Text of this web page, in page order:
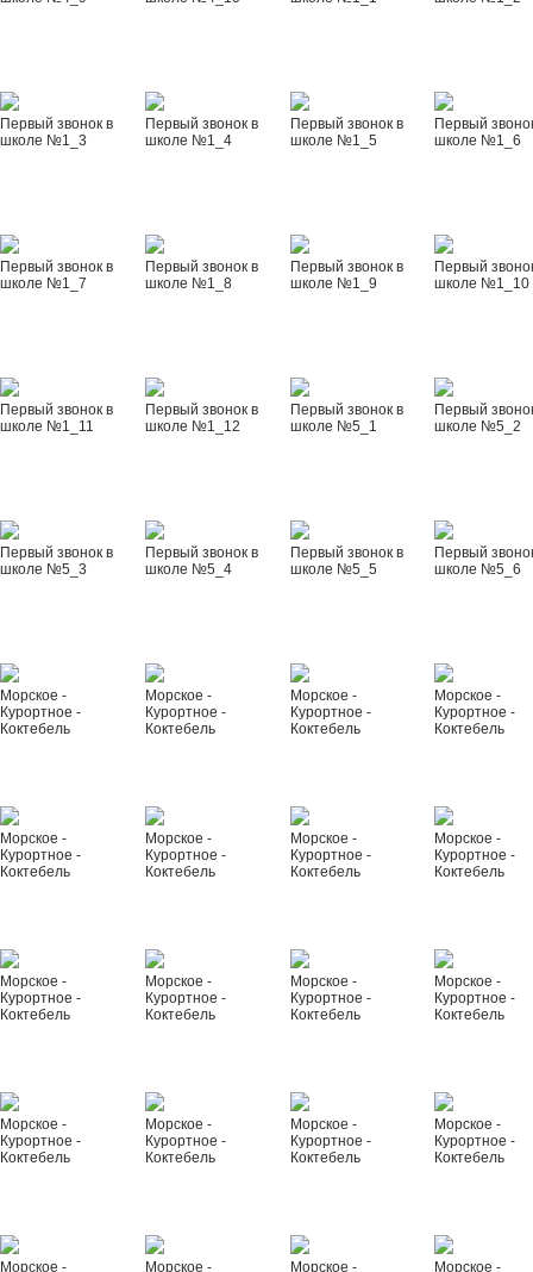
Первый звонок в
школе №1_3
Первый звонок в
школе №1_4
Первый звонок в
школе №1_5
Первый
школе №1_6
Первый звонок в
школе №1_7
Первый звонок в
школе №1_8
Первый звонок в
школе №1_9
Первый
школе №1_10
Первый звонок в
школе №1_11
Первый звонок в
школе №1_12
Первый звонок в
школе №5_1
Первый
школе №5_2
Первый звонок в
школе №5_3
Первый звонок в
школе №5_4
Первый звонок в
школе №5_5
Первый
школе №5_6
Морское -
Курортное -
Коктебель
Морское -
Курортное -
Коктебель
Морское -
Курортное -
Коктебель
Морское -
Курортное -
Коктебель
Морское -
Курортное -
Коктебель
Морское -
Курортное -
Коктебель
Морское -
Курортное -
Коктебель
Морское -
Курортное -
Коктебель
Морское -
Курортное -
Коктебель
Морское -
Курортное -
Коктебель
Морское -
Курортное -
Коктебель
Морское -
Курортное -
Коктебель
Морское -
Курортное -
Коктебель
Морское -
Курортное -
Коктебель
Морское -
Курортное -
Коктебель
Морское -
Курортное -
Коктебель
Морское -
Морское -
Морское -
Морское -